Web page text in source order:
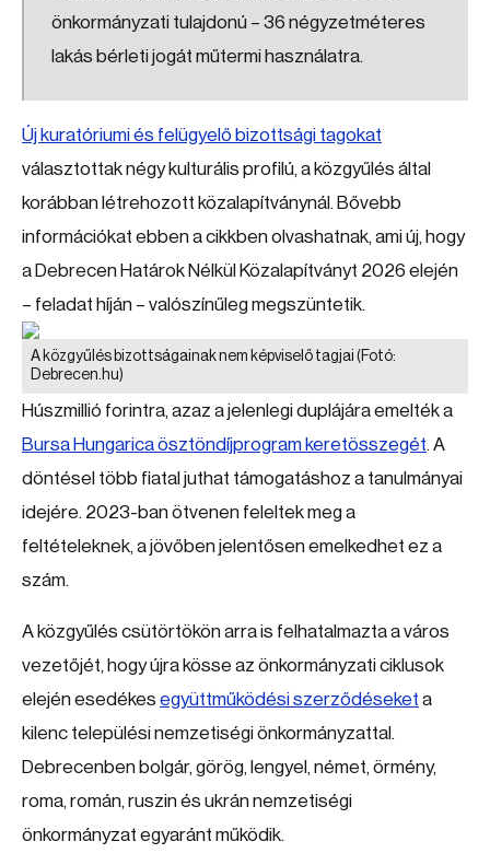
önkormányzati tulajdonú – 36 négyzetméteres
lakás bérleti jogát műtermi használatra.
Új kuratóriumi és felügyelő bizottsági tagokat
választottak négy kulturális profilú, a közgyűlés által
korábban létrehozott közalapítványnál. Bővebb
információkat ebben a cikkben olvashatnak, ami új, hogy
a Debrecen Határok Nélkül Közalapítványt 2026 elején
– feladat híján – valószínűleg megszüntetik.
A közgyűlés bizottságainak nem képviselő tagjai (Fotó:
Debrecen.hu)
Húszmillió forintra, azaz a jelenlegi duplájára emelték a
Bursa Hungarica ösztöndíjprogram keretösszegét. A
döntésel több fiatal juthat támogatáshoz a tanulmányai
idejére. 2023-ban ötvenen feleltek meg a
feltételeknek, a jövőben jelentősen emelkedhet ez a
szám.
A közgyűlés csütörtökön arra is felhatalmazta a város
vezetőjét, hogy újra kösse az önkormányzati ciklusok
elején esedékes együttműködési szerződéseket a
kilenc települési nemzetiségi önkormányzattal.
Debrecenben bolgár, görög, lengyel, német, örmény,
roma, román, ruszin és ukrán nemzetiségi
önkormányzat egyaránt működik.